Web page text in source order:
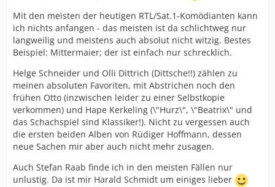
Mit den meisten der heutigen RTL/Sat.1-Komödianten kann
ich nichts anfangen - das meisten ist da schlichtweg nur
langweilig und meistens auch absolut nicht witzig. Bestes
Beispiel: Mittermaier; der ist einfach nur schrecklich.
Helge Schneider und Olli Dittrich (Dittsche!!) zählen zu
meinen absoluten Favoriten, mit Abstrichen noch den
frühen Otto (inzwischen leider zu einer Selbstkopie
verkommen) und Hape Kerkeling (\"Hurz\", \"Beatrix\" und
das Schachspiel sind Klassiker!). Nicht zu vergessen auch
die ersten beiden Alben von Rüdiger Hoffmann, dessen
neue Sachen mir aber auch nicht mehr zusagen.
Auch Stefan Raab finde ich in den meisten Fällen nur
unlustig. Da ist mir Harald Schmidt um einiges lieber